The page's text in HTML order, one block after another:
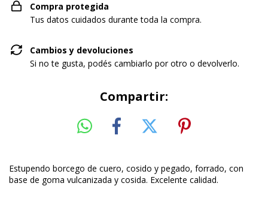
Compra protegida
Tus datos cuidados durante toda la compra.
Cambios y devoluciones
Si no te gusta, podés cambiarlo por otro o devolverlo.
Compartir:
Estupendo borcego de cuero, cosido y pegado, forrado, con
base de goma vulcanizada y cosida. Excelente calidad.